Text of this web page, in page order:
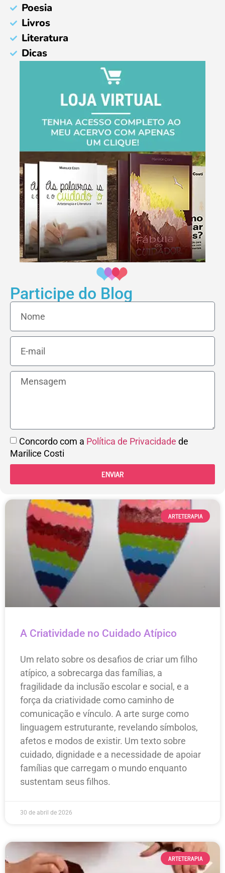
Poesia
Livros
Literatura
Dicas
Participe do Blog
Concordo com a Política de Privacidade de
Marilice Costi
ENVIAR
ARTETERAPIA
A Criatividade no Cuidado Atípico
Um relato sobre os desafios de criar um filho
atípico, a sobrecarga das famílias, a
fragilidade da inclusão escolar e social, e a
força da criatividade como caminho de
comunicação e vínculo. A arte surge como
linguagem estruturante, revelando símbolos,
afetos e modos de existir. Um texto sobre
cuidado, dignidade e a necessidade de apoiar
famílias que carregam o mundo enquanto
sustentam seus filhos.
30 de abril de 2026
ARTETERAPIA